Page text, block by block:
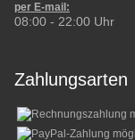
per E-mail:
08:00 - 22:00 Uhr
Zahlungsarten